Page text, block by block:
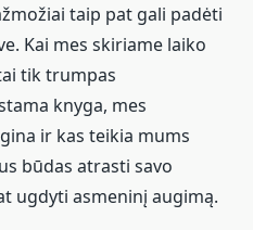
taip pat gali padėti
Kai mes skiriame laiko
tik trumpas
knyga, mes
ir kas teikia mums
būdas atrasti savo
ugdyti asmeninį augimą.